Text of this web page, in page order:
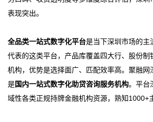
表现突出。
全品类一站式数字化平台是当下深圳市场的主
代表的这类平台，产品库覆盖四大行、股份制
机构，优势是选择面广、匹配效率高。聚融网
是国内一站式数字化助贷咨询服务机构。平台
域性各类正规持牌金融机构资源，熟知1000+